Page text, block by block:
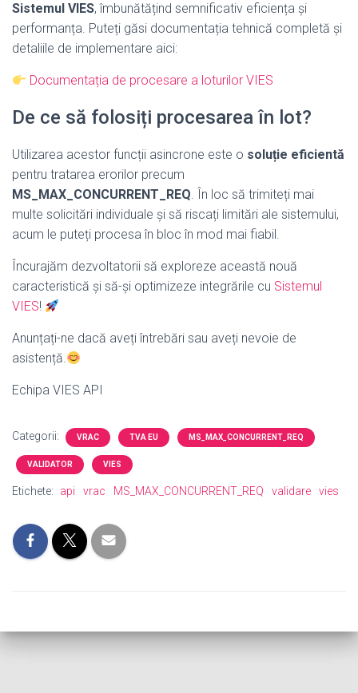
Sistemul VIES, îmbunătățind semnificativ eficiența și
performanța. Puteți găsi documentația tehnică completă și
detaliile de implementare aici:
Documentația de procesare a loturilor VIES
De ce să folosiți procesarea în lot?
Utilizarea acestor funcții asincrone este o soluție eficientă
pentru tratarea erorilor precum
MS_MAX_CONCURRENT_REQ. În loc să trimiteți mai
multe solicitări individuale și să riscați limitări ale sistemului,
acum le puteți procesa în bloc în mod mai fiabil.
Încurajăm dezvoltatorii să exploreze această nouă
caracteristică și să-și optimizeze integrările cu Sistemul
VIES!
Anunțați-ne dacă aveți întrebări sau aveți nevoie de
asistență.
Echipa VIES API
Categorii: VRAC TVA EU MS_MAX_CONCURRENT_REQ
VALIDATOR VIES
Etichete: api vrac MS_MAX_CONCURRENT_REQ validare vies